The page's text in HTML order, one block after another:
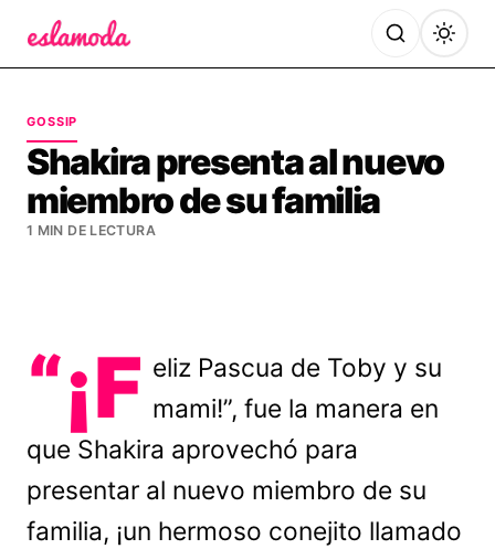
GOSSIP
Shakira presenta al nuevo
miembro de su familia
1 MIN DE LECTURA
“¡F eliz Pascua de Toby y su
mami!”, fue la manera en
que Shakira aprovechó para
presentar al nuevo miembro de su
familia, ¡un hermoso conejito llamado